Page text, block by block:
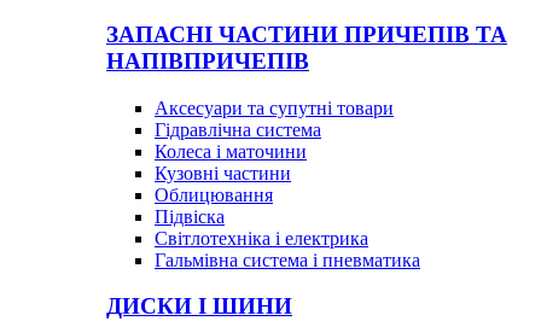
ЗАПАСНІ ЧАСТИНИ ПРИЧЕПІВ ТА
НАПІВПРИЧЕПІВ
Аксесуари та супутні товари
Гідравлічна система
Колеса і маточини
Кузовні частини
Облицювання
Підвіска
Світлотехніка і електрика
Гальмівна система і пневматика
ДИСКИ І ШИНИ